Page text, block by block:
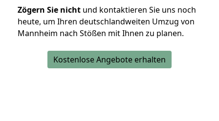
Zögern Sie nicht und kontaktieren Sie uns noch
heute, um Ihren deutschlandweiten Umzug von
Mannheim nach Stößen mit Ihnen zu planen.
Kostenlose Angebote erhalten